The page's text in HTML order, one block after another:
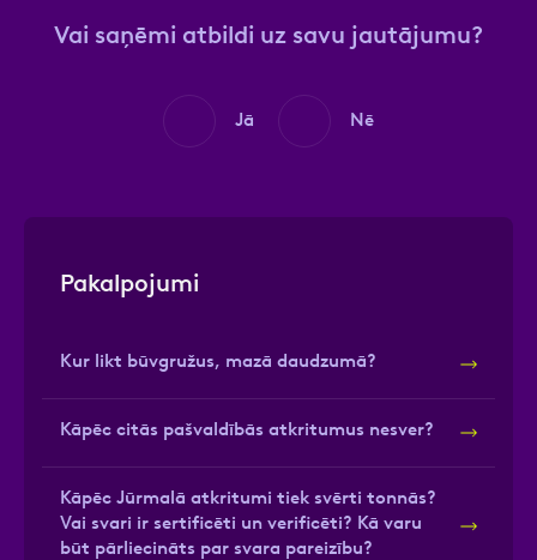
Pakalpojumi
Kur likt būvgružus, mazā daudzumā?
Kāpēc citās pašvaldībās atkritumus nesver?
Kāpēc Jūrmalā atkritumi tiek svērti tonnās?
Vai svari ir sertificēti un verificēti? Kā varu
būt pārliecināts par svara pareizību?
Vai saņēmi atbildi uz savu jautājumu?
Jā Nē
Apstiprini, ka esi iepazinies ar sadaļu Privātuma
Atzīmējiet, ka piekrītat personas datu